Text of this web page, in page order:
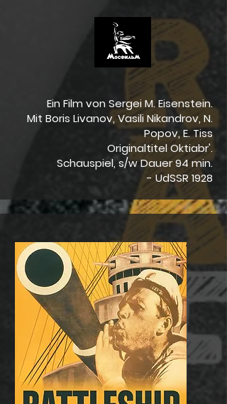
Ein Film von Sergei M. Eisenstein.
Mit Boris Livanov, Vasili Nikandrov, N.
Popov, E. Tiss
Originaltitel Oktiabr'.
Schauspiel, s/w Dauer 94 min.
- UdSSR 1928